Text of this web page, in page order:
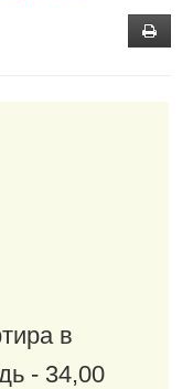
в
- 34,00